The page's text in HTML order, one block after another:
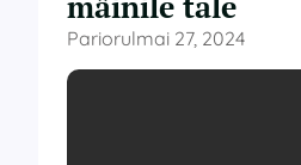
Pariorulmai 27, 2024